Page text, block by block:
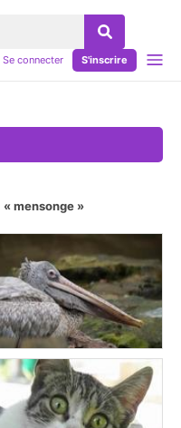
Se connecter S'inscrire
mensonge